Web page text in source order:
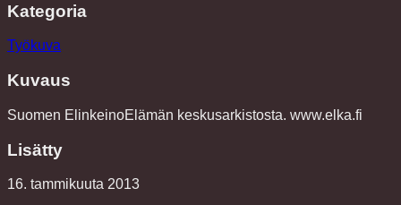
Kategoria
Työkuva
Kuvaus
Suomen ElinkeinoElämän keskusarkistosta. www.elka.fi
Lisätty
16. tammikuuta 2013